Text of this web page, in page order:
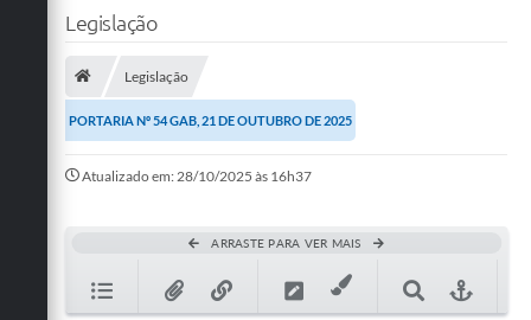
Publicações
A Prefeitura
Ouvidoria
Legislação
Legislação
PORTARIA Nº 54 GAB, 21 DE OUTUBRO DE 2025
Atualizado em: 28/10/2025 às 16h37
ARRASTE PARA VER MAIS